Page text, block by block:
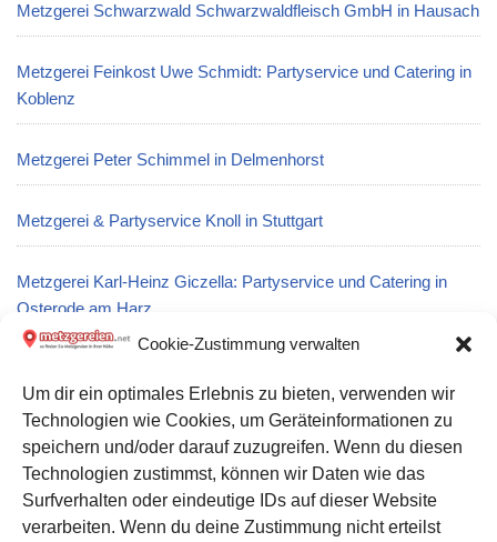
Cookie-Zustimmung verwalten
Um dir ein optimales Erlebnis zu bieten, verwenden wir
Technologien wie Cookies, um Geräteinformationen zu
speichern und/oder darauf zuzugreifen. Wenn du diesen
Technologien zustimmst, können wir Daten wie das
Surfverhalten oder eindeutige IDs auf dieser Website
verarbeiten. Wenn du deine Zustimmung nicht erteilst
Metzgerei Schwarzwald Schwarzwaldfleisch GmbH in Hausach
Metzgerei Feinkost Uwe Schmidt: Partyservice und Catering in
Koblenz
Metzgerei Peter Schimmel in Delmenhorst
Metzgerei & Partyservice Knoll in Stuttgart
Metzgerei Karl-Heinz Giczella: Partyservice und Catering in
Osterode am Harz
Metzgerei Sachsenkrone Fleisch- und Wurstwaren GmbH &
Co. KG: Partyservice und Catering in Wurzen